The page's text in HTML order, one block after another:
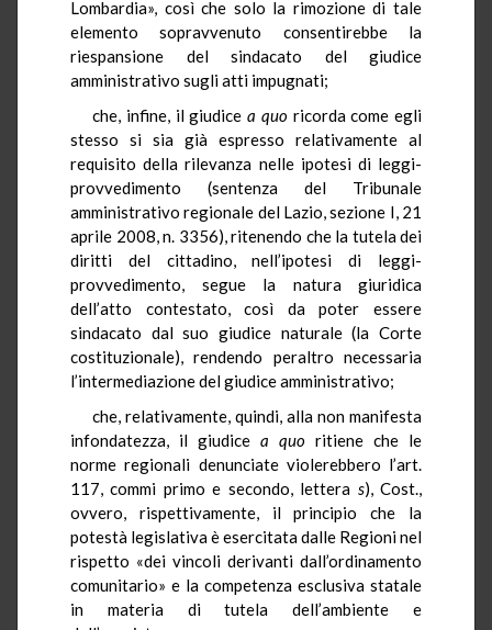
Lombardia», così che solo la rimozione di tale
elemento sopravvenuto consentirebbe la
riespansione del sindacato del giudice
amministrativo sugli atti impugnati;
che, infine, il giudice a quoricorda come egli
stesso si sia già espresso relativamente al
requisito della rilevanza nelle ipotesi di leggi-
provvedimento (sentenza del Tribunale
amministrativo regionale del Lazio, sezione I, 21
aprile 2008, n. 3356), ritenendo che la tutela dei
diritti del cittadino, nell’ipotesi di leggi-
provvedimento, segue la natura giuridica
dell’atto contestato, così da poter essere
sindacato dal suo giudice naturale (la Corte
costituzionale), rendendo peraltro necessaria
l’intermediazione del giudice amministrativo;
che, relativamente, quindi, alla non manifesta
infondatezza, il giudice a quo ritiene che le
norme regionali denunciate violerebbero l’art.
117, commi primo e secondo, lettera s), Cost.,
ovvero, rispettivamente, il principio che la
potestà legislativa è esercitata dalle Regioni nel
rispetto «dei vincoli derivanti dall’ordinamento
comunitario» e la competenza esclusiva statale
in materia di tutela dell’ambiente e